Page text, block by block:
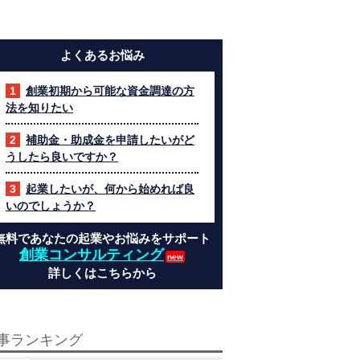
よくあるお悩み
創業初期から可能な資金調達の方
法を知りたい
補助金・助成金を申請したいがど
うしたら良いですか？
起業したいが、何から始めれば良
いのでしょうか？
料であなたの起業やお悩みをサポート
創業コンサルティング
詳しくはこちらから
ランキング